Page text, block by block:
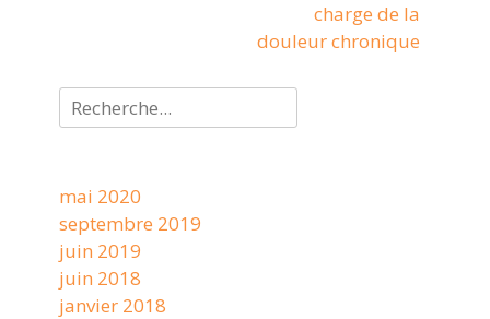
charge de la
douleur chronique
Rechercher :
mai 2020
septembre 2019
juin 2019
juin 2018
janvier 2018